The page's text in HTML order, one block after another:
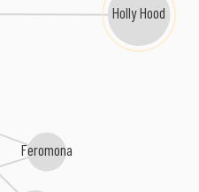
Feromona
Holly Hood